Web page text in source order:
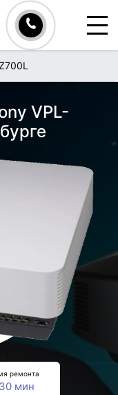
VPL-
ремонта
мин